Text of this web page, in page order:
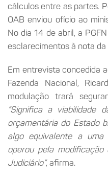
cálculos entre as partes.
OAB enviou ofício ao
No dia 14 de abril, a
esclarecimentos à nota da
Em entrevista concedida
Fazenda Nacional,
modulação trará
“Significa a viabilidade
orçamentária do Estado
algo equivalente a uma
operou pela modificação
Judiciário”, afirma.